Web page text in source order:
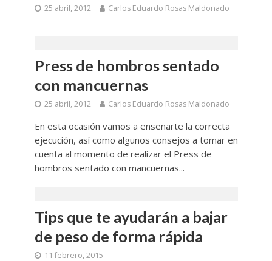
25 abril, 2012 Carlos Eduardo Rosas Maldonado
Press de hombros sentado
con mancuernas
25 abril, 2012 Carlos Eduardo Rosas Maldonado
En esta ocasión vamos a enseñarte la correcta
ejecución, así como algunos consejos a tomar en
cuenta al momento de realizar el Press de
hombros sentado con mancuernas...
Tips que te ayudarán a bajar
de peso de forma rápida
11 febrero, 2015